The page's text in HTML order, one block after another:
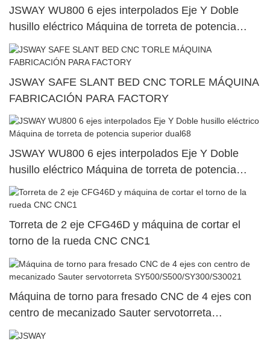
JSWAY WU800 6 ejes interpolados Eje Y Doble
husillo eléctrico Máquina de torreta de potencia
superior dual11
JSWAY SAFE SLANT BED CNC TORLE MÁQUINA
FABRICACIÓN PARA FACTORY
JSWAY WU800 6 ejes interpolados Eje Y Doble
husillo eléctrico Máquina de torreta de potencia
superior dual68
Torreta de 2 eje CFG46D y máquina de cortar el
torno de la rueda CNC CNC1
Máquina de torno para fresado CNC de 4 ejes con
centro de mecanizado Sauter servotorreta
SY500/S500/SY300/S30021